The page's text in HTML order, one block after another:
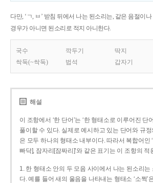
다만, ‘ㄱ, ㅂ’ 받침 뒤에서 나는 된소리는, 같은 음절이
경우가 아니면 된소리로 적지 아니한다.
국수 깍두기 딱지
싹둑(~싹둑)
법석 갑자기
해설
이 조항에서 ‘한 단어’는 ‘한 형태소로 이루어진 단
풀이할 수 있다. 실제로 예시하고 있는 단어와 규
은 모두 하나의 형태소 내부이다. 따라서 복합어인
빠닥], 잠자리[잠짜리]’와 같은 표기는 이 조항의 적
1. 한 형태소 안의 두 모음 사이에서 나는 된소리는
다. 예를 들어 새의 울음을 나타내는 형태소 ‘소쩍’